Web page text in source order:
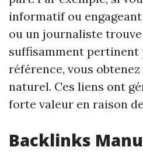
informatif ou
ou un journaliste
suffisamment pertinent
référence, vous
naturel. Ces liens ont
forte valeur en raison
Backlinks